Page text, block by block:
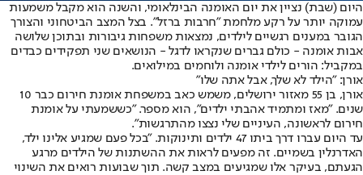
היום (שבת) נציין את יום האומנה הבינלאומי, והשנה הוא מקבל משמעות
עמוקה יותר על רקע מלחמת "חרבות ברזל". בצל המצב הביטחוני והצורך
הגובר במענים רגשיים לילדים, נמצאות משפחות גיבורות ובתוכן שלושה
אבות אומנה - כולם גברים שנקראו לדגל - הנושאים שני תפקידים כבדים
במקביל: הורים לילדי אומנה ולוחמים במילואים.
אורן: "הילד לא שלך, אבל אתה שלו"
אורן, בן 55 מאזור ירושלים, משמש כאב במשפחת אומנת חירום כבר 10
שנים. "מאז ומתמיד אהבתי ילדים", הוא מספר. "כששמעתי על אומנת
חירום לראשונה, העיניים שלי נצצו מהתרגשות".
עד היום עברו דרך ביתו 47 ילדים ותינוקות. "בכל פעם שמגיע אלינו ילד,
האדרנלין בשמיים. זה מפעים לראות את ההשתנות של הילדים מרגע
הגעתם, בעיקר אלו שמגיעים במצב קשה. תוך שבועות רואים את השינוי